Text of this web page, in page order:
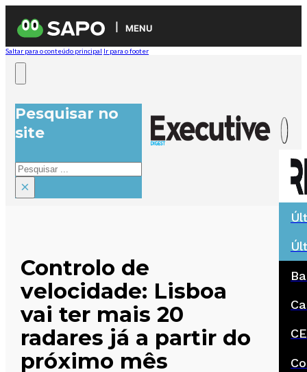
MENU
Saltar para o conteúdo principal Ir para o footer
Pesquisar no
site
Pesquisar
×
Controlo de
velocidade: Lisboa
vai ter mais 20
radares já a partir do
próximo mês